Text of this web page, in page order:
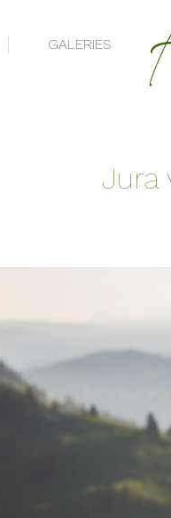
GALERIES
Jura
GALERIES